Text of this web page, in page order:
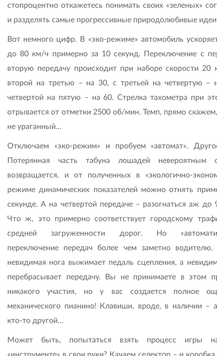
стопроцентно откажетесь понимать своих «зеленых»
и разделять самые прогрессивные природолюбивые
Вот немного цифр. В «эко-режиме» автомобиль
до 80 км/ч примерно за 10 секунд. Переключение с
вторую передачу происходит при наборе скорости 20
второй на третью – на 30, с третьей на четвертую –
четвертой на пятую – на 60. Стрелка тахометра при
отрывается от отметки 2500 об/мин. Темп, прямо
не ураганный…
Отключаем «эко-режим» и пробуем «автомат».
Потерянная часть табуна лошадей невероятным
возвращается, и от полученных в «экологично-
режиме динамических показателей можно отнять
секунде. А на четвертой передаче – разогнаться аж до
Что ж, это примерно соответствует городскому
средней загруженности дорог. Но
переключение передач более чем заметно водителю.
невидимая нога выжимает педаль сцепления, а
перебрасывает передачу. Вы не принимаете в этом
никакого участия, но у вас создается полное
механического пианино! Клавиши, вроде, в наличии –
кто-то другой…
Может быть, попытаться взять процесс игры